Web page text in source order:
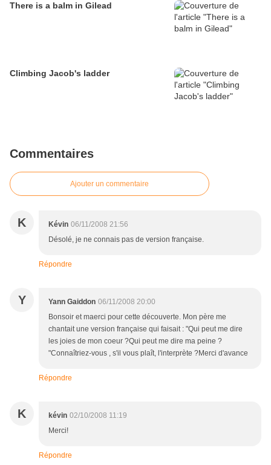
There is a balm in Gilead
Climbing Jacob's ladder
Commentaires
Ajouter un commentaire
K Kévin 06/11/2008 21:56
Désolé, je ne connais pas de version française.
Répondre
Y Yann Gaiddon 06/11/2008 20:00
Bonsoir et maerci pour cette découverte. Mon père me
chantait une version française qui faisait : "Qui peut me dire
les joies de mon coeur ?Qui peut me dire ma peine ?
"Connaîtriez-vous , s'il vous plaît, l'interprète ?Merci d'avance
Répondre
K kévin 02/10/2008 11:19
Merci!
Répondre